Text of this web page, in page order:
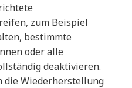
zum Beispiel
bestimmte
oder alle
deaktivieren.
die Wiederherstellung